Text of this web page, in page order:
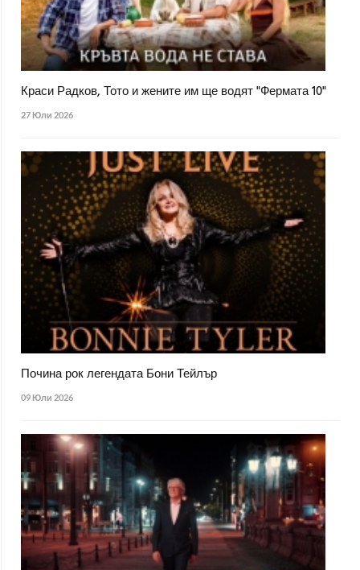
Краси Радков, Тото и жените им ще водят "Фермата 10"
27 Юли 2026
Почина рок легендата Бони Тейлър
09 Юли 2026